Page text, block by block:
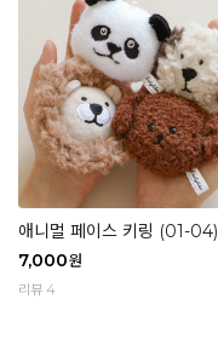
애니멀 페이스 키링 (01-04)
7,000원
리뷰 4